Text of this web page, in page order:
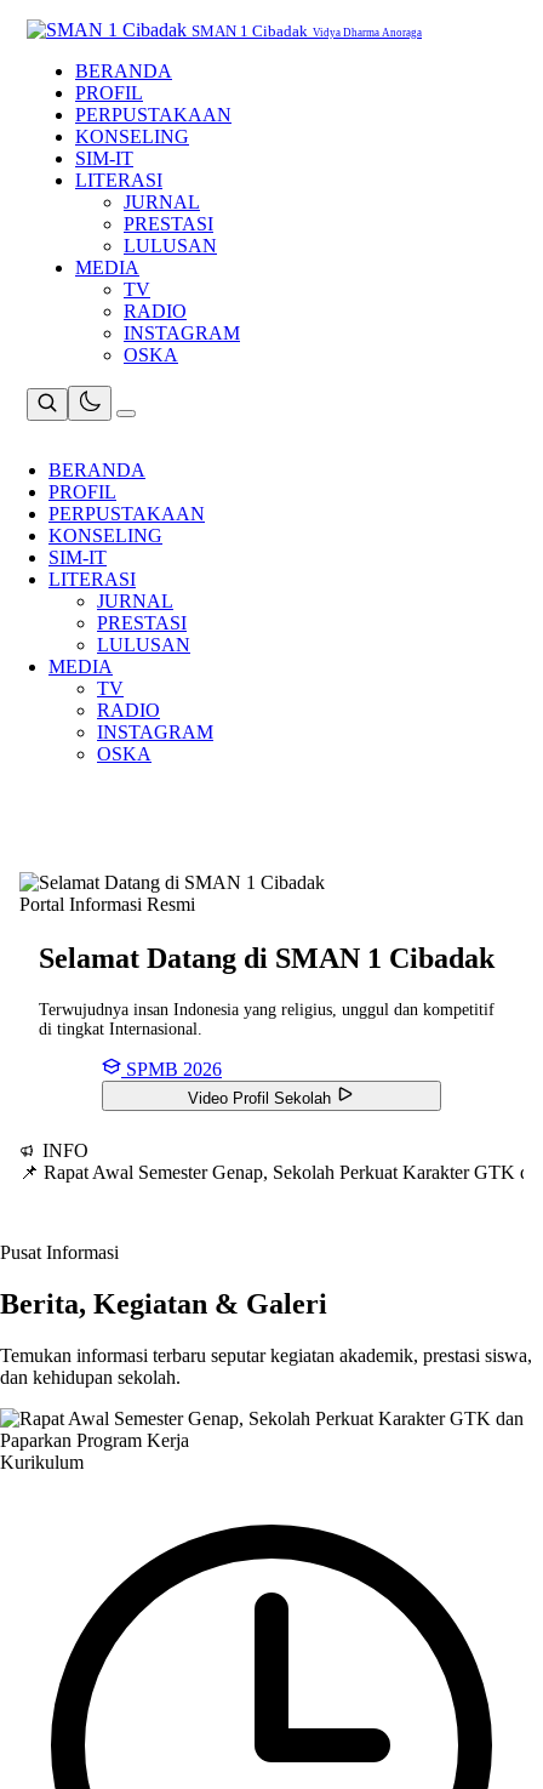
SMAN 1 Cibadak Vidya Dharma Anoraga
BERANDA
PROFIL
PERPUSTAKAAN
KONSELING
SIM-IT
LITERASI
JURNAL
PRESTASI
LULUSAN
MEDIA
TV
RADIO
INSTAGRAM
OSKA
BERANDA
PROFIL
PERPUSTAKAAN
KONSELING
SIM-IT
LITERASI
JURNAL
PRESTASI
LULUSAN
MEDIA
TV
RADIO
INSTAGRAM
OSKA
Portal Informasi Resmi
Selamat Datang di SMAN 1 Cibadak
Terwujudnya insan Indonesia yang religius, unggul dan kompetitif
di tingkat Internasional.
SPMB 2026
Video Profil Sekolah
INFO
📌 Rapat Awal Semester Genap, Sekolah Perkuat Karakter GTK
Pusat Informasi
Berita, Kegiatan & Galeri
Temukan informasi terbaru seputar kegiatan akademik, prestasi siswa,
dan kehidupan sekolah.
Kurikulum